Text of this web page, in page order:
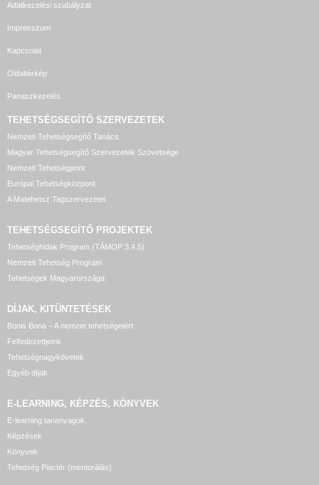
Adatkezelési szabályzat
Impresszum
Kapcsolat
Oldaltérkép
Panaszkezelés
TEHETSÉGSEGÍTŐ SZERVEZETEK
Nemzeti Tehetségsegítő Tanács
Magyar Tehetségsegítő Szervezetek Szövetsége
Nemzeti Tehetségpont
Európai Tehetségközpont
A Matehetsz Tagszervezetei
TEHETSÉGSEGÍTŐ PROJEKTEK
Tehetséghidak Program (TÁMOP 3.4.5)
Nemzeti Tehetség Program
Tehetségek Magyarországa
DÍJAK, KITÜNTETÉSEK
Bonis Bona – A nemzet tehetségeiért
Felfedezettjeink
Tehetségnagykövetek
Egyéb díjak
E-LEARNING, KÉPZÉS, KÖNYVEK
E-learning tananyagok
Képzések
Könyvek
Tehetség Piactér (mentorálás)